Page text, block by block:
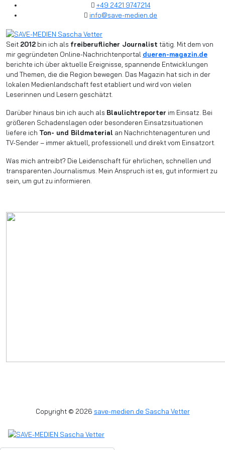
+49 2421 9747214
info@save-medien.de
Seit 2012 bin ich als freiberuflicher Journalist tätig. Mit dem von
mir gegründeten Online-Nachrichtenportal dueren-magazin.de
berichte ich über aktuelle Ereignisse, spannende Entwicklungen
und Themen, die die Region bewegen. Das Magazin hat sich in der
lokalen Medienlandschaft fest etabliert und wird von vielen
Leserinnen und Lesern geschätzt.
Darüber hinaus bin ich auch als Blaulichtreporter im Einsatz. Bei
größeren Schadenslagen oder besonderen Einsatzsituationen
liefere ich Ton- und Bildmaterial an Nachrichtenagenturen und
TV-Sender – immer aktuell, professionell und direkt vom Einsatzort.
Was mich antreibt? Die Leidenschaft für ehrlichen, schnellen und
transparenten Journalismus. Mein Anspruch ist es, gut informiert zu
sein, um gut zu informieren.
Copyright © 2026 save-medien.de Sascha Vetter